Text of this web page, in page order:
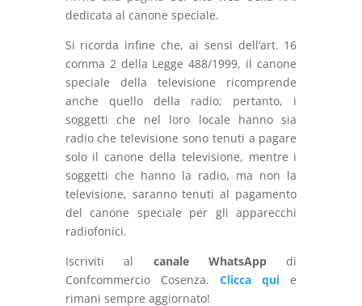
dedicata al canone speciale.
Si ricorda infine che, ai sensi dell’art. 16
comma 2 della Legge 488/1999, il canone
speciale della televisione ricomprende
anche quello della radio; pertanto, i
soggetti che nel loro locale hanno sia
radio che televisione sono tenuti a pagare
solo il canone della televisione, mentre i
soggetti che hanno la radio, ma non la
televisione, saranno tenuti al pagamento
del canone speciale per gli apparecchi
radiofonici.
Iscriviti al canale WhatsAppdi
Confcommercio Cosenza.
Clicca qui
e
rimani sempre aggiornato!